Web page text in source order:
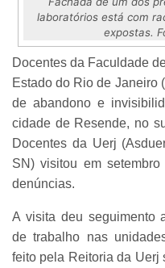
laboratórios está com
expostas.
Docentes da Faculdade
Estado do Rio de Janeiro
de abandono e
cidade de Resende, no
Docentes da Uerj
SN) visitou em
denúncias.
A visita deu seguimento
de trabalho nas
feito pela Reitoria da Uerj